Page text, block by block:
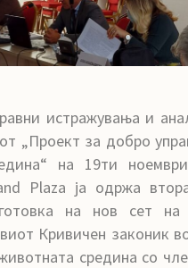
истражувања и
„Проект за добро
на 19ти
Plaza ја одржа
на нов сет на
Кривичен законик
средина со